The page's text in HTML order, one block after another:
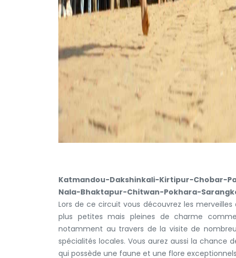
Katmandou-Dakshinkali-Kirtipur-Chobar-
Nala-Bhaktapur-Chitwan-Pokhara-
Lors de ce circuit vous découvrez les
plus petites mais pleines de charme
notamment au travers de la visite de
spécialités locales. Vous aurez aussi la chance
qui possède une faune et une flore